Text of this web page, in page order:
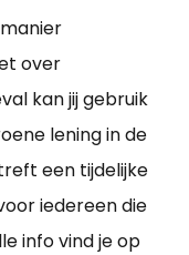
over
kan jij gebruik
lening in de
een tijdelijke
iedereen die
info vind je op